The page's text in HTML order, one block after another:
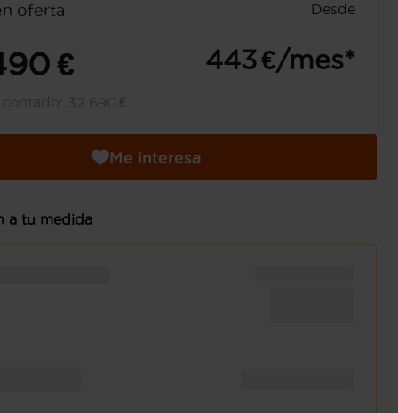
oferta
Desde
€ 443 €/mes*
32.690 €
Me interesa
a tu medida